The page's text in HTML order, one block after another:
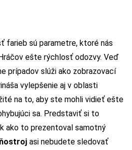
farieb sú parametre, ktoré nás
ešte rýchlosť odozvy. Veď
prípadov slúži ako zobrazovací
vylepšenie aj v oblasti
na to, aby ste mohli vidieť ešte
sa. Predstaviť si to
ako to prezentoval samotný
asi nebudete sledovať